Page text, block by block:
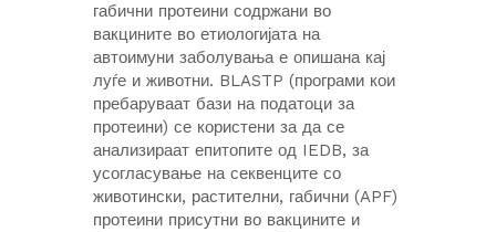
габични протеини содржани во
вакцините во етиологијата на
автоимуни заболувања е опишана кај
луѓе и животни. BLASTP (програми кои
пребаруваат бази на податоци за
протеини) се користени за да се
анализираат епитопите од IEDB, за
усогласување на секвенците со
животински, растителни, габични (APF)
протеини присутни во вакцините и